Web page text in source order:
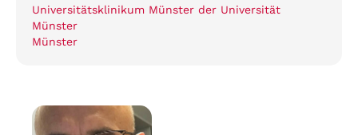
Universitätsklinikum Münster der Universität
Münster
Münster